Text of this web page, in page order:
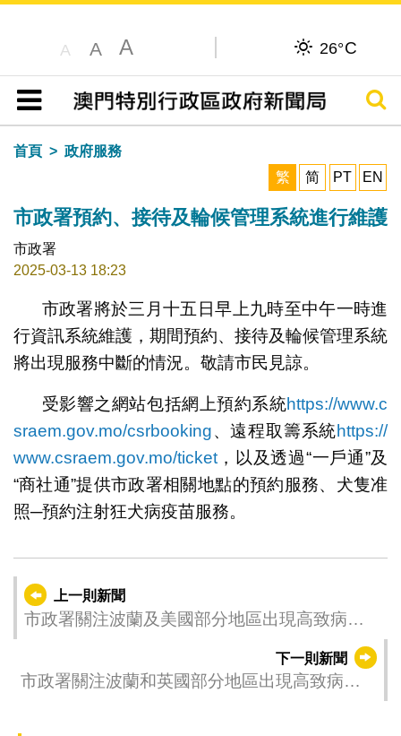
A A A 26°C
目錄
搜尋
首頁
政府服務
繁
简 PT EN
市政署預約、接待及輪候管理系統進行維護
市政署
2025-03-13 18:23
市政署將於三月十五日早上九時至中午一時進
行資訊系統維護，期間預約、接待及輪候管理系統
將出現服務中斷的情況。敬請市民見諒。
受影響之網站包括網上預約系統https://www.c
sraem.gov.mo/csrbooking、遠程取籌系統https://
www.csraem.gov.mo/ticket，以及透過“一戶通”及
“商社通”提供市政署相關地點的預約服務、犬隻准
照─預約注射狂犬病疫苗服務。
上一則新聞
市政署關注波蘭及美國部分地區出現高致病性
下一則新聞
市政署關注波蘭和英國部分地區出現高致病性